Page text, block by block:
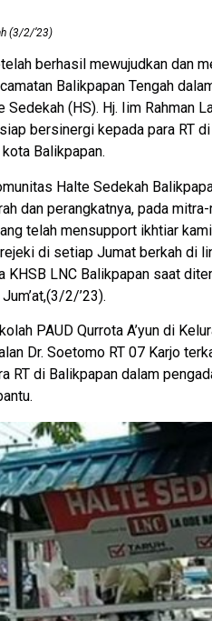
(3/2/’23)
berhasil mewujudkan dan
Balikpapan Tengah
(HS). Hj. Iim Rahman
bersinergi kepada para RT
Balikpapan.
Halte Sedekah
dan perangkatnya, pada
telah mensupport ikhtiar
di setiap Jumat berkah di
KHSB LNC Balikpapan saat
2/’23).
PAUD Qurrota A’yun di
Dr. Soetomo RT 07 Karjo
RT di Balikpapan dalam